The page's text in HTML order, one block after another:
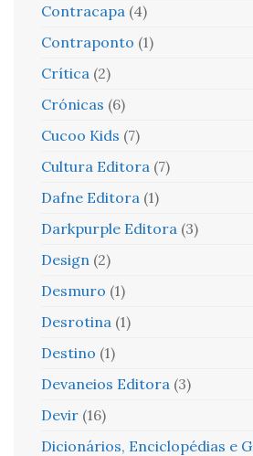
Contracapa (4)
Contraponto (1)
Crítica (2)
Crónicas (6)
Cucoo Kids (7)
Cultura Editora (7)
Dafne Editora (1)
Darkpurple Editora (3)
Design (2)
Desmuro (1)
Desrotina (1)
Destino (1)
Devaneios Editora (3)
Devir (16)
Dicionários, Enciclopédias e